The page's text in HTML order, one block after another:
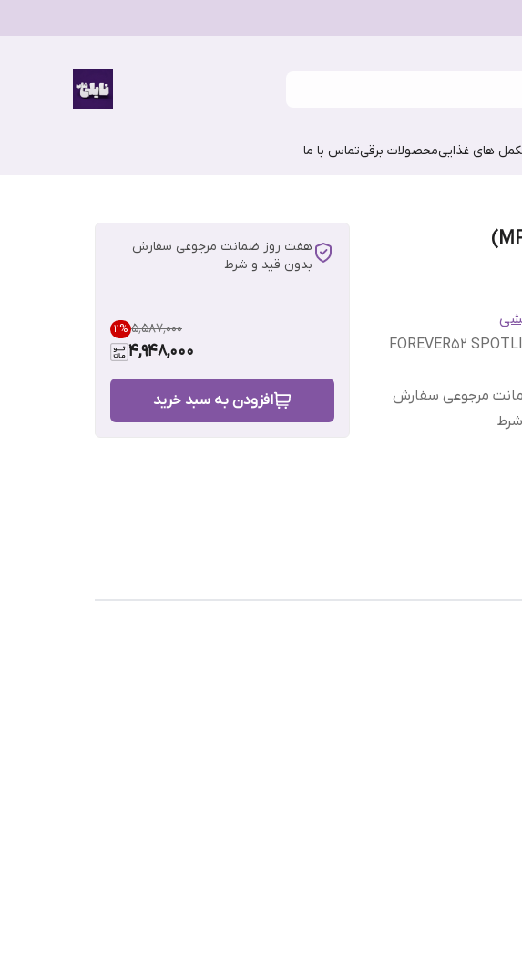
های غذاییمحصولات برقیتماس با ما
FOREVER52
مرجوعی سفارش
هفت روز ضمانت مرجوعی سفارش
بدون قید و شرط
۵٬۵۸۷٬۰۰۰ 11%
4,948,000
افزودن به سبد خرید